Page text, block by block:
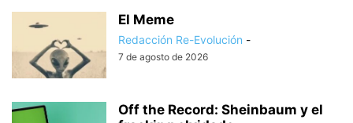
El Meme
Redacción Re-Evolución -
7 de agosto de 2026
Off the Record: Sheinbaum y el